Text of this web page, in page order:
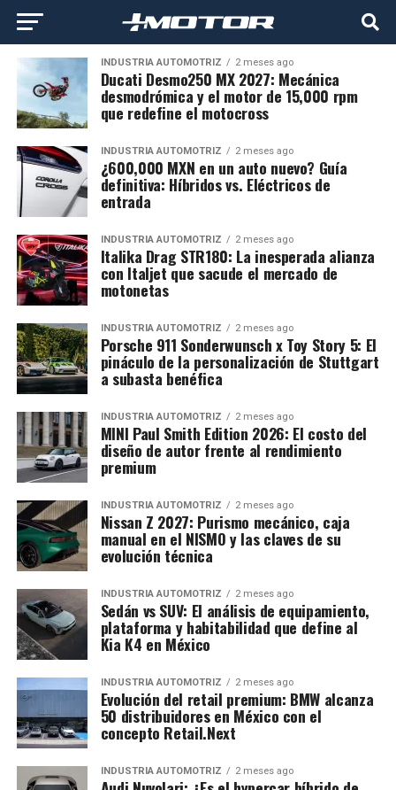
INDUSTRIA AUTOMOTRIZ 2 meses ago
Ducati Desmo250 MX 2027: Mecánica
desmodrómica y el motor de 15,000 rpm
que redefine el motocross
INDUSTRIA AUTOMOTRIZ 2 meses ago
¿600,000 MXN en un auto nuevo? Guía
definitiva: Híbridos vs. Eléctricos de
entrada
INDUSTRIA AUTOMOTRIZ 2 meses ago
Italika Drag STR180: La inesperada alianza
con Italjet que sacude el mercado de
motonetas
INDUSTRIA AUTOMOTRIZ 2 meses ago
Porsche 911 Sonderwunsch x Toy Story 5: El
pináculo de la personalización de Stuttgart
a subasta benéfica
INDUSTRIA AUTOMOTRIZ 2 meses ago
MINI Paul Smith Edition 2026: El costo del
diseño de autor frente al rendimiento
premium
INDUSTRIA AUTOMOTRIZ 2 meses ago
Nissan Z 2027: Purismo mecánico, caja
manual en el NISMO y las claves de su
evolución técnica
INDUSTRIA AUTOMOTRIZ 2 meses ago
Sedán vs SUV: El análisis de equipamiento,
plataforma y habitabilidad que define al
Kia K4 en México
INDUSTRIA AUTOMOTRIZ 2 meses ago
Evolución del retail premium: BMW alcanza
50 distribuidores en México con el
concepto Retail.Next
INDUSTRIA AUTOMOTRIZ 2 meses ago